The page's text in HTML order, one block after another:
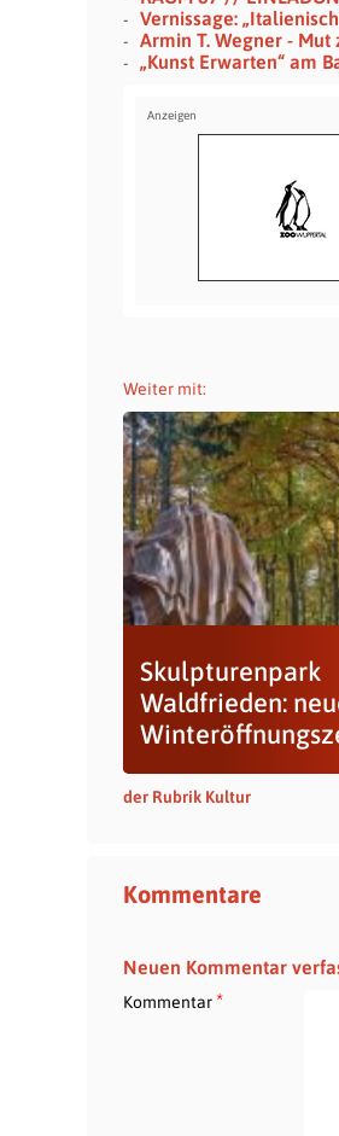
Vernissage:
Armin T. Wegner -
„Kunst Erwarten“ am
Weiter mit:
Skulpturenpark
Waldfrieden:
der Rubrik Kultur
Kommentare
Neuen Kommentar
Kommentar*